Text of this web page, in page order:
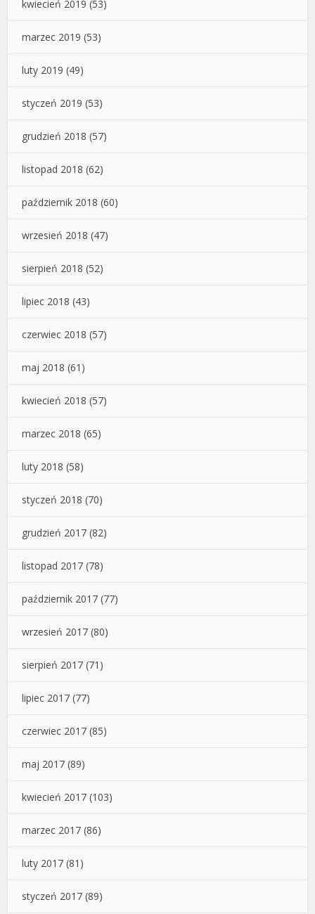
kwiecień 2019 (53)
marzec 2019 (53)
luty 2019 (49)
styczeń 2019 (53)
grudzień 2018 (57)
listopad 2018 (62)
październik 2018 (60)
wrzesień 2018 (47)
sierpień 2018 (52)
lipiec 2018 (43)
czerwiec 2018 (57)
maj 2018 (61)
kwiecień 2018 (57)
marzec 2018 (65)
luty 2018 (58)
styczeń 2018 (70)
grudzień 2017 (82)
listopad 2017 (78)
październik 2017 (77)
wrzesień 2017 (80)
sierpień 2017 (71)
lipiec 2017 (77)
czerwiec 2017 (85)
maj 2017 (89)
kwiecień 2017 (103)
marzec 2017 (86)
luty 2017 (81)
styczeń 2017 (89)